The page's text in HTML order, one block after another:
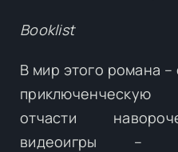
Booklist
В мир этого романа –
отчасти
видеоигры –